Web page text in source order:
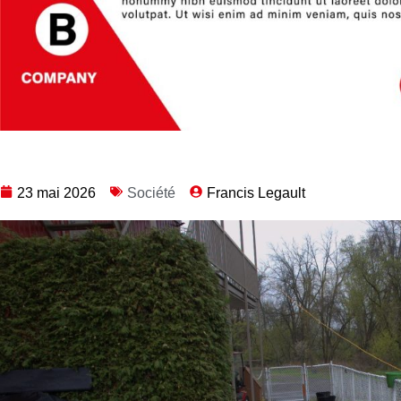
23 mai 2026 Société Francis Legault